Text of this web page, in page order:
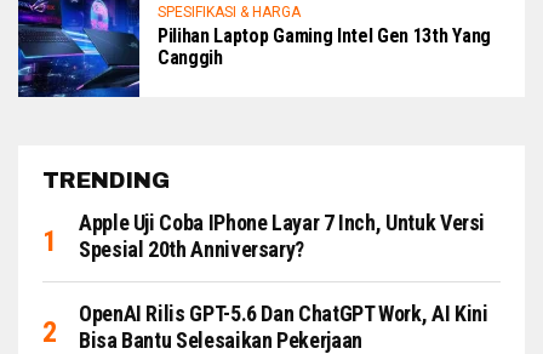
SPESIFIKASI & HARGA
Pilihan Laptop Gaming Intel Gen 13th Yang
Canggih
TRENDING
Apple Uji Coba IPhone Layar 7 Inch, Untuk Versi
Spesial 20th Anniversary?
OpenAI Rilis GPT-5.6 Dan ChatGPT Work, AI Kini
Bisa Bantu Selesaikan Pekerjaan